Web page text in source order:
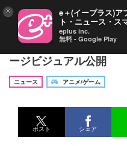
TVアニメ『ゆるキャ
ージビジュアル公開
ニュース
アニメ/ゲーム
ポスト シェア
× e＋(イープラス)ア
ト・ニュース・ス
eplus inc.
無料 - Google Play